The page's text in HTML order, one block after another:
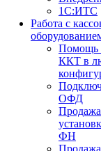
1С:ИТС
Работа с
Помощь
ККТ в
ОФД
ФН